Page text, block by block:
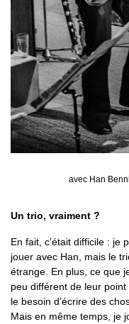
avec Han
Un trio, vraiment ?
En fait, c’était difficile : je
jouer avec Han, mais le
étrange. En plus, ce que
peu différent de leur
le besoin d’écrire des
Mais en même temps, je